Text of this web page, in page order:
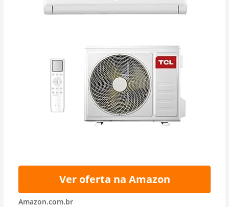
Ver oferta na Amazon
Amazon.com.br